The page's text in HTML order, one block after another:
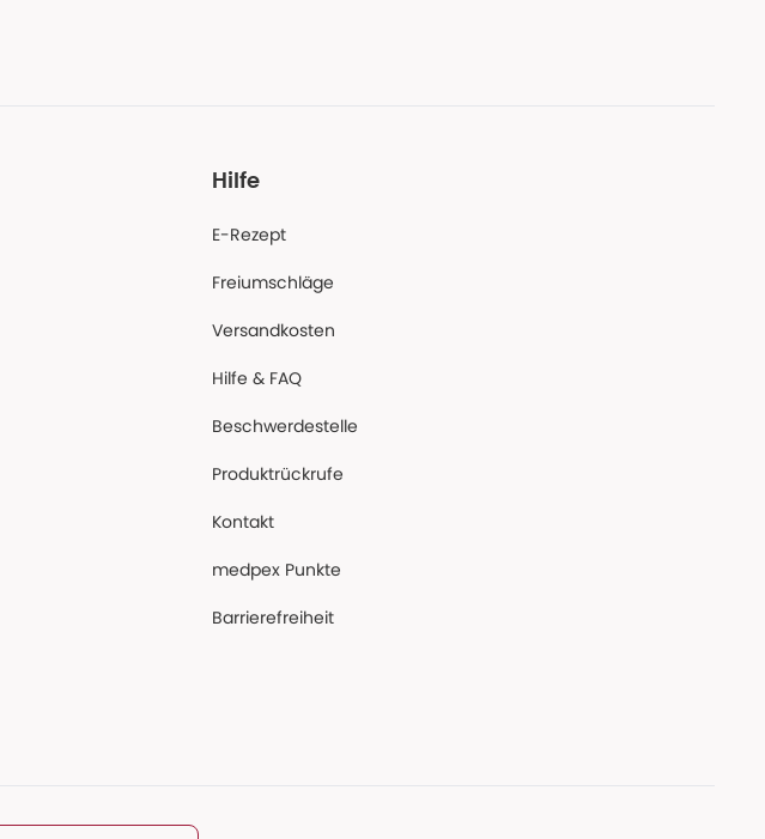
Hilfe
E-Rezept
Freiumschläge
Versandkosten
Hilfe & FAQ
Beschwerdestelle
Produktrückrufe
Kontakt
medpex Punkte
Barrierefreiheit